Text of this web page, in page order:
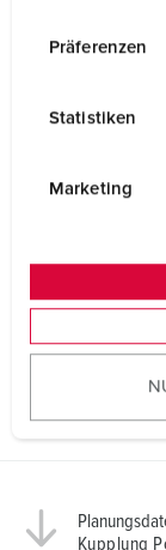
s
u
w
Präferenzen
Statistiken
Marketing
Kupplung